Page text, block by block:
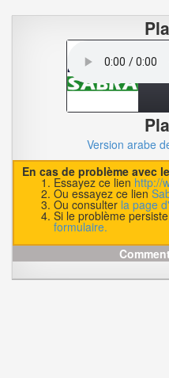
En cas de problème avec
Essayez ce lien http://
Ou essayez ce lien
Ou consulter la page
Si le problème
formulaire.